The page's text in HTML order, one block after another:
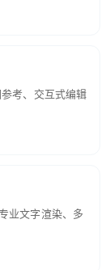
考、交互式编辑
业文字渲染、多